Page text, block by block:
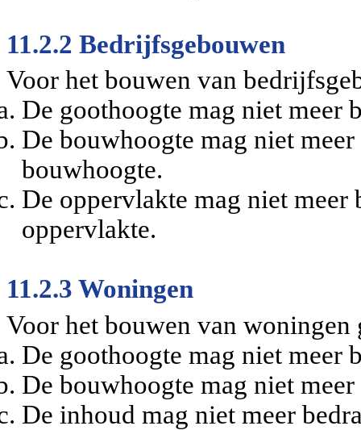
11.2.2 Bedrijfsgebouwen
Voor het bouwen van
De goothoogte mag niet meer
De bouwhoogte mag niet meer
bouwhoogte.
De oppervlakte mag niet meer
oppervlakte.
11.2.3 Woningen
Voor het bouwen van woningen
De goothoogte mag niet meer
De bouwhoogte mag niet
De inhoud mag niet meer